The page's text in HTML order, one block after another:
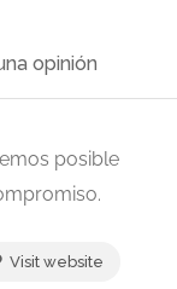
opinión
posible
Visit website